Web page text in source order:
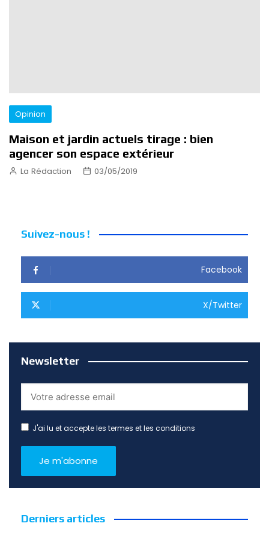
Opinion
Maison et jardin actuels tirage : bien
agencer son espace extérieur
La Rédaction 03/05/2019
Suivez-nous !
Facebook
X/Twitter
Newsletter
J'ai lu et accepte les termes et les conditions
Derniers articles